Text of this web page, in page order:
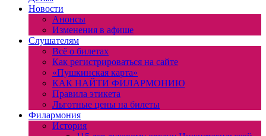
Новости
Анонсы
Изменения в афише
Слушателям
Всё о билетах
Как регистрироваться на сайте
«Пушкинская карта»
КАК НАЙТИ ФИЛАРМОНИЮ
Правила этикета
Льготные цены на билеты
Филармония
История